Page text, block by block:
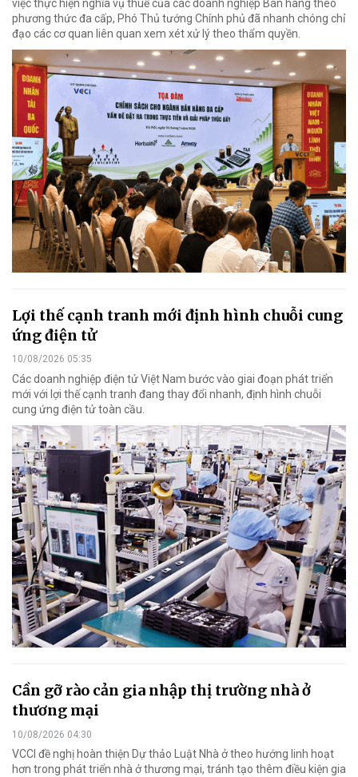
việc thực hiện nghĩa vụ thuế của các doanh nghiệp Bán hàng theo
phương thức đa cấp, Phó Thủ tướng Chính phủ đã nhanh chóng chỉ
đạo các cơ quan liên quan xem xét xử lý theo thẩm quyền.
Lợi thế cạnh tranh mới định hình chuỗi cung
ứng điện tử
10/08/2026 05:35
Các doanh nghiệp điện tử Việt Nam bước vào giai đoạn phát triển
mới với lợi thế cạnh tranh đang thay đổi nhanh, định hình chuỗi
cung ứng điện tử toàn cầu.
Cần gỡ rào cản gia nhập thị trường nhà ở
thương mại
10/08/2026 04:30
VCCI đề nghị hoàn thiện Dự thảo Luật Nhà ở theo hướng linh hoạt
hơn trong phát triển nhà ở thương mại, tránh tạo thêm điều kiện gia